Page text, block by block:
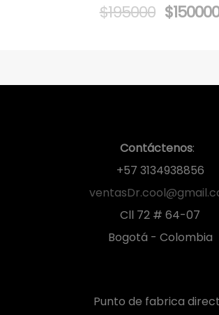
$195000 Original
$150000
Contáctenos:
+57 3134938856
Cll 72 # 64-07
Bogotá - Colombia
Punto de fabrica